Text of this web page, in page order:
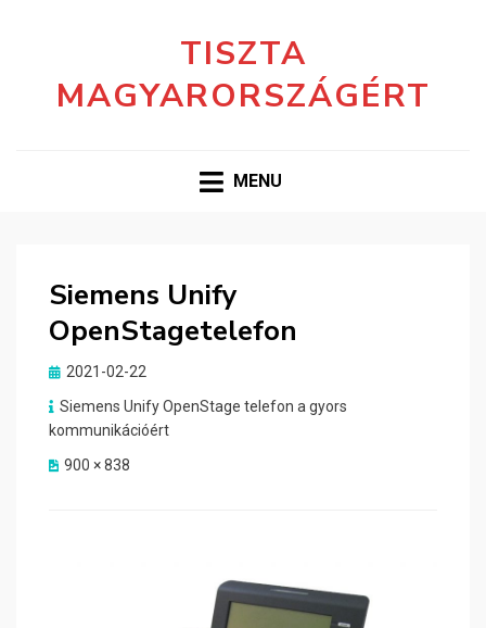
TISZTA
MAGYARORSZÁGÉRT
MENU
Siemens Unify
OpenStagetelefon
Posted
2021-02-22
Siemens Unify OpenStage telefon a gyors
kommunikációért
900 × 838